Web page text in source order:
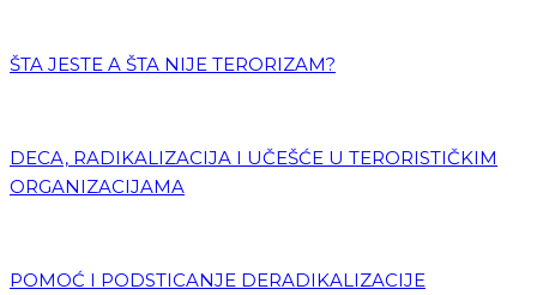
ŠTA JESTE A ŠTA NIJE TERORIZAM?
DECA, RADIKALIZACIJA I UČEŠĆE U TERORISTIČKIM
ORGANIZACIJAMA
POMOĆ I PODSTICANJE DERADIKALIZACIJE